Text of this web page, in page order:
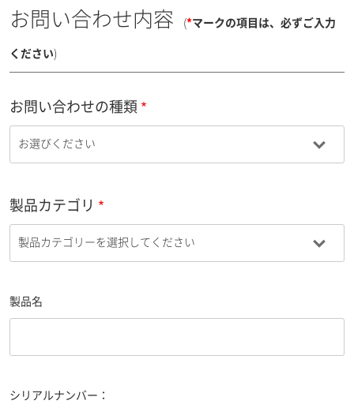
お問い合わせ内容 (*マークの項目は、必ずご入力
ください)
お問い合わせの種類
製品カテゴリ
製品名
シリアルナンバー：